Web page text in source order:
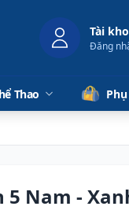
Tài
Đăng
Thao
Nam -